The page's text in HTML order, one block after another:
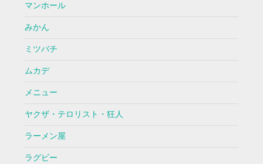
マンホール
みかん
ミツバチ
ムカデ
メニュー
ヤクザ・テロリスト・狂人
ラーメン屋
ラグビー